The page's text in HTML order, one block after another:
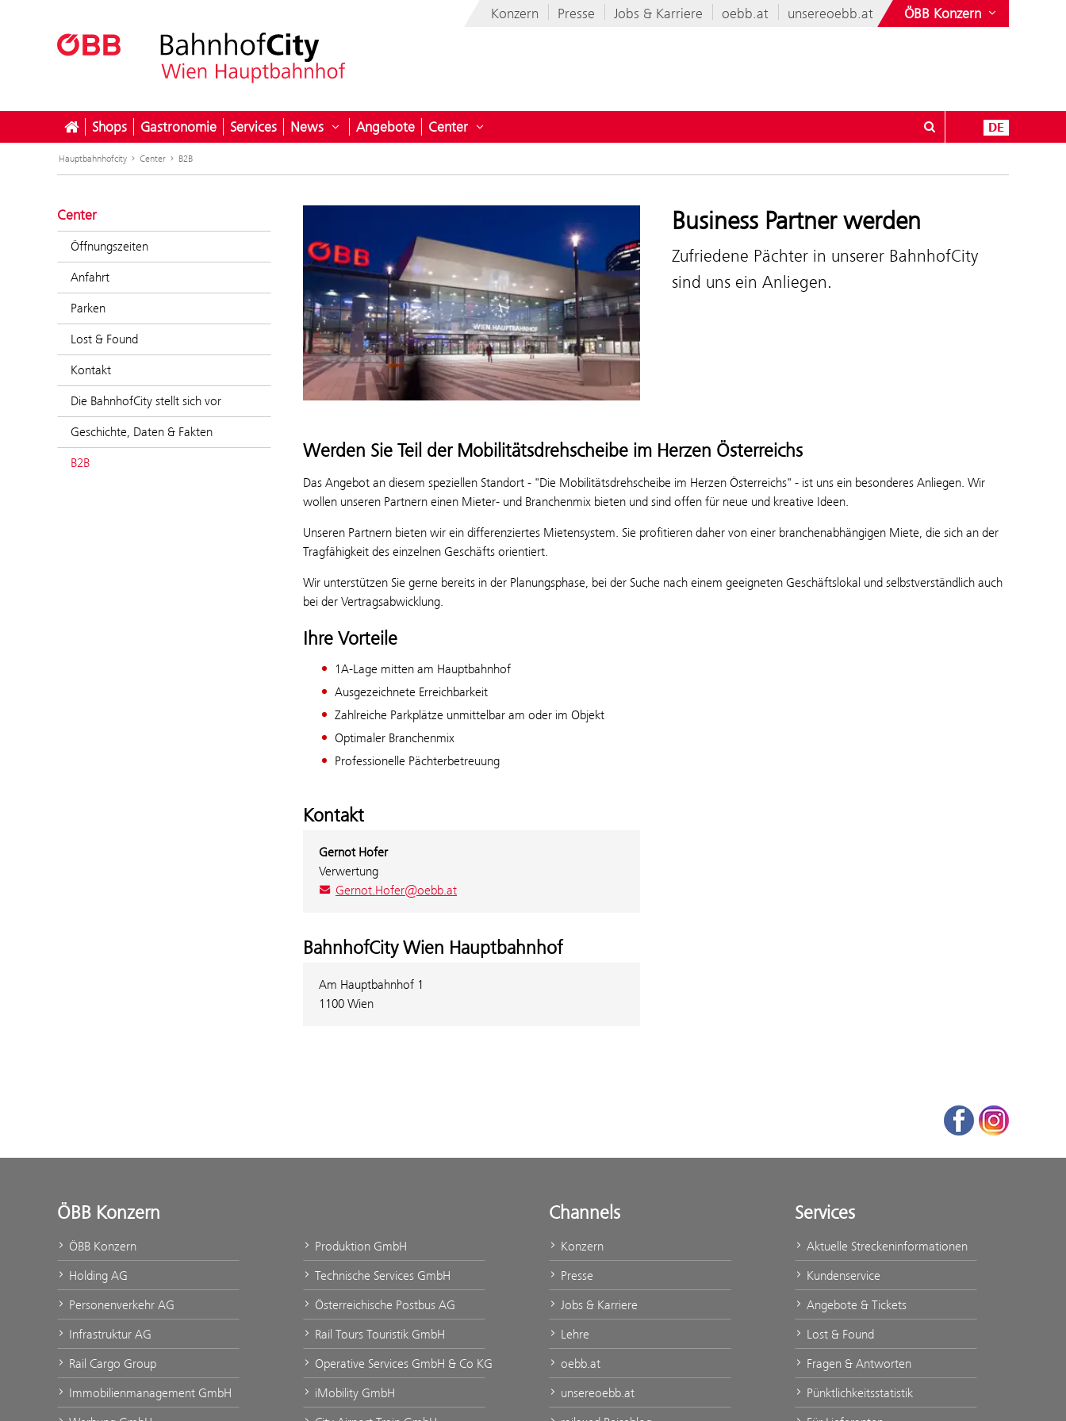
Konzern Presse Jobs & Karriere oebb.at unsereoebb.at ÖBB Konzern
Shops Gastronomie Services News Untermenü öffnen für News
Angebote Center Untermenü öffnen für Center DE
Hauptbahnhofcity Center B2B
Center
Öffnungszeiten
Anfahrt
Parken
Lost & Found
Kontakt
Die BahnhofCity stellt sich vor
Geschichte, Daten & Fakten
B2B
Business Partner werden
Zufriedene Pächter in unserer BahnhofCity
sind uns ein Anliegen.
Werden Sie Teil der Mobilitätsdrehscheibe im Herzen Österreichs
Das Angebot an diesem speziellen Standort - "Die Mobilitätsdrehscheibe im Herzen Österreichs" - ist uns ein besonderes Anliegen. Wir
wollen unseren Partnern einen Mieter- und Branchenmix bieten und sind offen für neue und kreative Ideen.
Unseren Partnern bieten wir ein differenziertes Mietensystem. Sie profitieren daher von einer branchenabhängigen Miete, die sich an der
Tragfähigkeit des einzelnen Geschäfts orientiert.
Wir unterstützen Sie gerne bereits in der Planungsphase, bei der Suche nach einem geeigneten Geschäftslokal und selbstverständlich auch
bei der Vertragsabwicklung.
Ihre Vorteile
1A-Lage mitten am Hauptbahnhof
Ausgezeichnete Erreichbarkeit
Zahlreiche Parkplätze unmittelbar am oder im Objekt
Optimaler Branchenmix
Professionelle Pächterbetreuung
Kontakt
Gernot Hofer
Verwertung
Gernot.Hofer@oebb.at
BahnhofCity Wien Hauptbahnhof
Am Hauptbahnhof 1
1100 Wien
FacebookInstagram
ÖBB Konzern
ÖBB Konzern
Holding AG
Personenverkehr AG
Infrastruktur AG
Rail Cargo Group
Immobilienmanagement GmbH
Produktion GmbH
Technische Services GmbH
Österreichische Postbus AG
Rail Tours Touristik GmbH
Operative Services GmbH & Co KG
iMobility GmbH
Channels
Konzern
Presse
Jobs & Karriere
Lehre
oebb.at
unsereoebb.at
Services
Aktuelle Streckeninformationen
Kundenservice
Angebote & Tickets
Lost & Found
Fragen & Antworten
Pünktlichkeitsstatistik